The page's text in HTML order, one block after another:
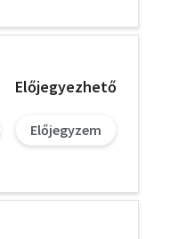
Előjegyezhető
Előjegyzem